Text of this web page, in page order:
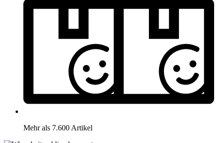
Mehr als 7.600 Artikel